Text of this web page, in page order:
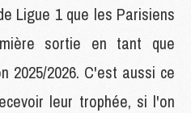
Ligue 1 que les Parisiens
sortie en tant que
2025/2026. C'est aussi ce
leur trophée, si l'on